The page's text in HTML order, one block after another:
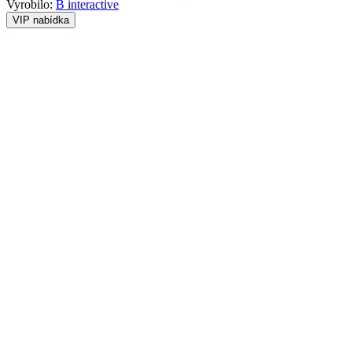
Vyrobilo: B interactive
VIP nabídka